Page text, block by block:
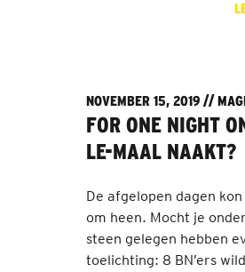
NOVEMBER 15, 2019 //
FOR ONE NIGHT
LE-MAAL NAAKT?
De afgelopen dagen
om heen. Mocht je
steen gelegen hebben
toelichting: 8 BN’ers